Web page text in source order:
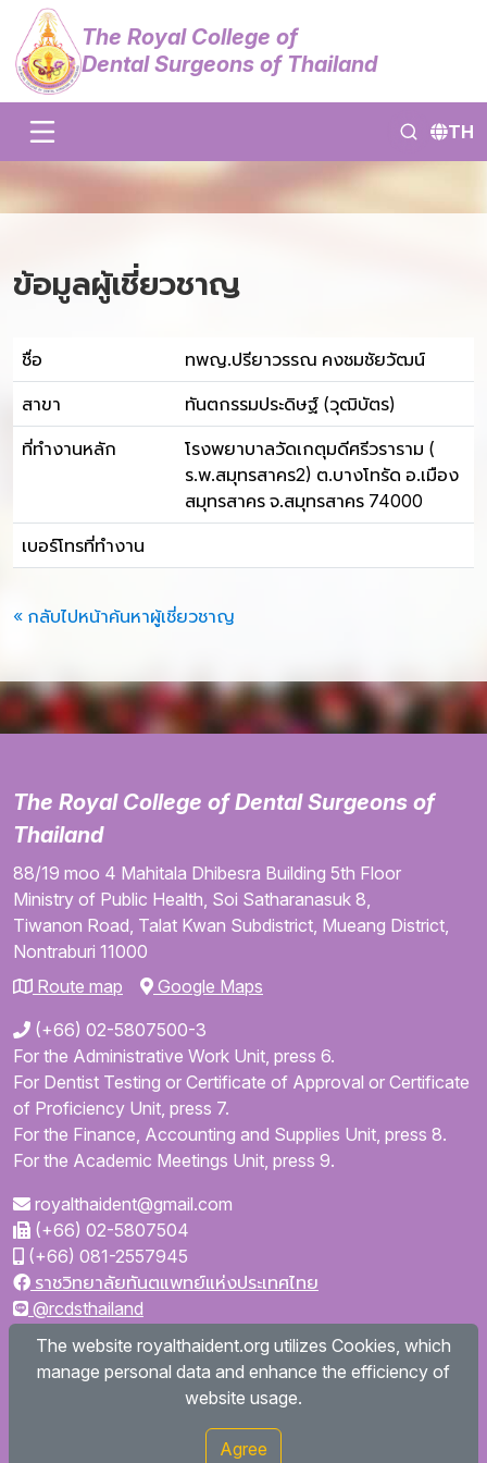
The Royal College of
Dental Surgeons of Thailand
TH
ข้อมูลผู้เชี่ยวชาญ
ชื่อ ทพญ.ปรียาวรรณ คงชมชัยวัฒน์
สาขา ทันตกรรมประดิษฐ์ (วุฒิบัตร)
ที่ทำงานหลัก
โรงพยาบาลวัดเกตุมดีศรีวราราม (
ร.พ.สมุทรสาคร2) ต.บางโทรัด อ.เมือง
สมุทรสาคร จ.สมุทรสาคร 74000
เบอร์โทรที่ทำงาน
« กลับไปหน้าค้นหาผู้เชี่ยวชาญ
The Royal College of Dental Surgeons of
Thailand
88/19 moo 4 Mahitala Dhibesra Building 5th Floor
Ministry of Public Health, Soi Satharanasuk 8,
Tiwanon Road, Talat Kwan Subdistrict, Mueang District,
Nontraburi 11000
Route map
Google Maps
(+66) 02-5807500-3
For the Administrative Work Unit, press 6.
For Dentist Testing or Certificate of Approval or Certificate
of Proficiency Unit, press 7.
For the Finance, Accounting and Supplies Unit, press 8.
For the Academic Meetings Unit, press 9.
royalthaident@gmail.com
(+66) 02-5807504
(+66) 081-2557945
ราชวิทยาลัยทันตแพทย์แห่งประเทศไทย
@rcdsthailand
royalthaident
Royal College of Dental Surgeons of Thailand
royalthaident.org All rights reserved
The website royalthaident.org utilizes Cookies, which
manage personal data and enhance the efficiency of
website usage.
Agree